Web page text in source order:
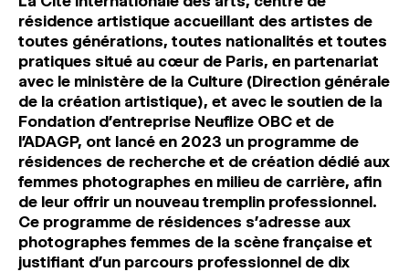
résidence artistique accueillant des artistes de
toutes générations, toutes nationalités et toutes
pratiques situé au cœur de Paris, en partenariat
avec le ministère de la Culture (Direction générale
de la création artistique), et avec le soutien de la
Fondation d’entreprise Neuflize OBC et de
l’ADAGP, ont lancé en 2023 un programme de
résidences de recherche et de création dédié aux
femmes photographes en milieu de carrière, afin
de leur offrir un nouveau tremplin professionnel.
Ce programme de résidences s’adresse aux
photographes femmes de la scène française et
justifiant d’un parcours professionnel de dix